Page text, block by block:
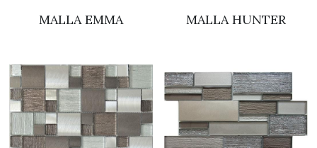
Muebles
Baños y Tapasientos
Institucional
MALLA EMMA MALLA HUNTER